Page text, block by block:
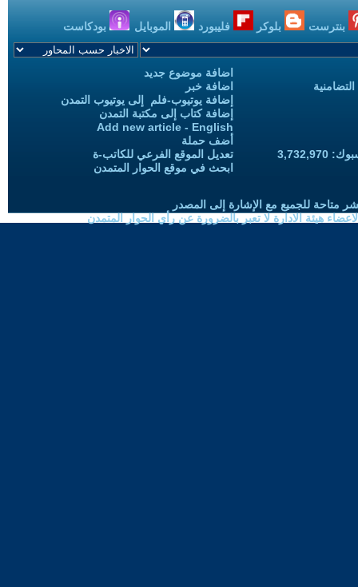
بنترست بلوكر فليبورد الموبايل بودكاست
اضافة موضوع جديد
اضافة خبر
إضافة يوتيوب-فلم إلى يوتيوب التمدن
إضافة كتاب إلى مكتبة التمدن
Add new article - English
أضف حملة
تعديل الموقع الفرعي للكاتب-ة
ابحث في موقع الحوار المتمدن
متاحة للجميع مع الإشارة إلى المصدر
هيئة الادارة لا تعبر بالضرورة عن رأي الحوار المتمدن